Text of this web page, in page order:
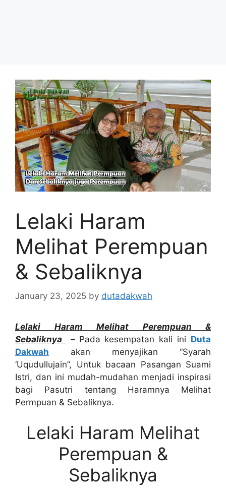
Lelaki Haram
Melihat Perempuan
& Sebaliknya
January 23, 2025 by dutadakwah
Lelaki Haram Melihat Perempuan &
Sebaliknya
– Pada kesempatan kali ini Duta
Dakwah akan menyajikan “Syarah
‘Uqudullujain”, Untuk bacaan Pasangan Suami
Istri, dan ini mudah-mudahan menjadi inspirasi
bagi Pasutri tentang Haramnya Melihat
Permpuan & Sebaliknya.
Lelaki Haram Melihat
Perempuan &
Sebaliknya